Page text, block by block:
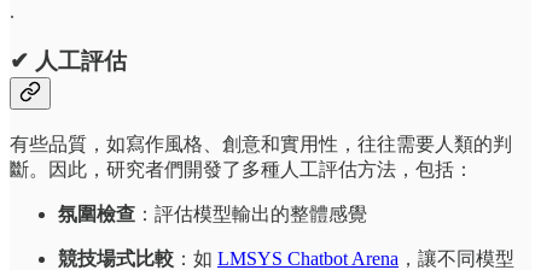
.
✔ 人工評估
有些品質，如寫作風格、創意和實用性，往往需要人類的判
斷。因此，研究者們開發了多種人工評估方法，包括：
氛圍檢查 ：評估模型輸出的整體感覺
競技場式比較 ：如 LMSYS Chatbot Arena ，讓不同模型